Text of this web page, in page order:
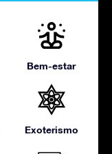
Bem-estar
Exoterismo